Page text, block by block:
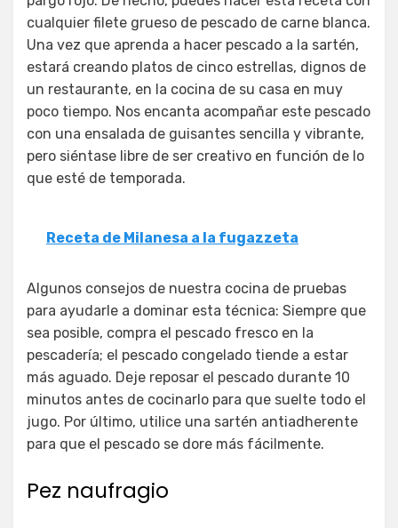
cualquier filete grueso de pescado de carne blanca.
Una vez que aprenda a hacer pescado a la sartén,
estará creando platos de cinco estrellas, dignos de
un restaurante, en la cocina de su casa en muy
poco tiempo. Nos encanta acompañar este pescado
con una ensalada de guisantes sencilla y vibrante,
pero siéntase libre de ser creativo en función de lo
que esté de temporada.
Receta de Milanesa a la fugazzeta
Algunos consejos de nuestra cocina de pruebas
para ayudarle a dominar esta técnica: Siempre que
sea posible, compra el pescado fresco en la
pescadería; el pescado congelado tiende a estar
más aguado. Deje reposar el pescado durante 10
minutos antes de cocinarlo para que suelte todo el
jugo. Por último, utilice una sartén antiadherente
para que el pescado se dore más fácilmente.
Pez naufragio